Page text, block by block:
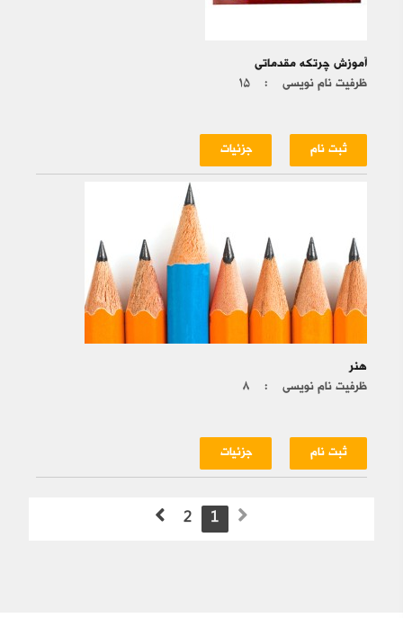
آموزش چرتکه مقدماتی
ظرفیت نام نویسی : ۱۵
ثبت نام جزئیات
هنر
ظرفیت نام نویسی : ۸
ثبت نام جزئیات
1
2